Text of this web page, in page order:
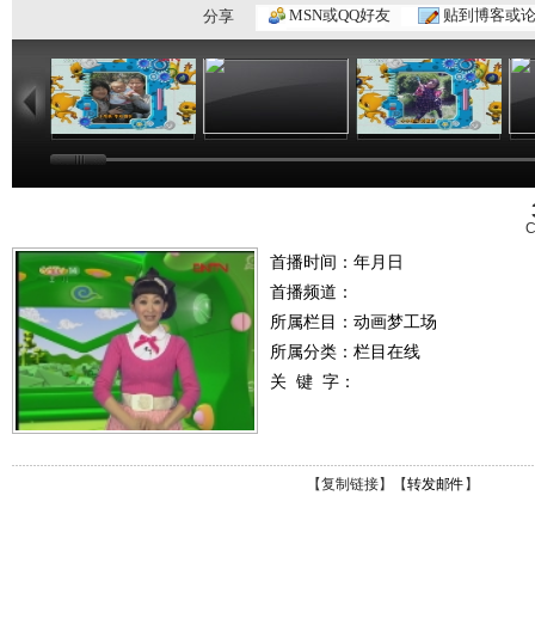
分享
MSN或QQ好友 贴到博客或
02:44 02:50 02:48
首播时间：年月日
首播频道：
所属栏目： 动画梦工场
所属分类：栏目在线
关 键 字：
【复制链接】【转发邮件 】